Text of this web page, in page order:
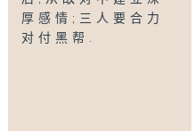
厚感情;三人要合力
对付黑帮.